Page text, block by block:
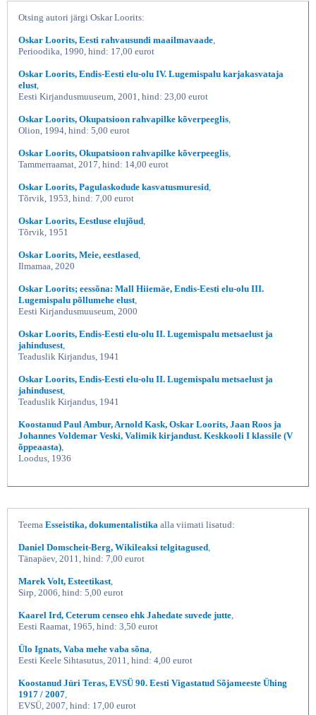
Otsing autori järgi Oskar Loorits:
Oskar Loorits, Eesti rahvausundi maailmavaade,
Perioodika, 1990, hind: 17,00 eurot
Oskar Loorits, Endis-Eesti elu-olu IV. Lugemispalu karjakasvataja
elust,
Eesti Kirjandusmuuseum, 2001, hind: 23,00 eurot
Oskar Loorits, Okupatsioon rahvapilke kõverpeeglis,
Olion, 1994, hind: 5,00 eurot
Oskar Loorits, Okupatsioon rahvapilke kõverpeeglis,
Tammerraamat, 2017, hind: 14,00 eurot
Oskar Loorits, Pagulaskodude kasvatusmuresid,
Tõrvik, 1953, hind: 7,00 eurot
Oskar Loorits, Eestluse elujõud,
Tõrvik, 1951
Oskar Loorits, Meie, eestlased,
Ilmamaa, 2020
Oskar Loorits; eessõna: Mall Hiiemäe, Endis-Eesti elu-olu III.
Lugemispalu põllumehe elust,
Eesti Kirjandusmuuseum, 2000
Oskar Loorits, Endis-Eesti elu-olu II. Lugemispalu metsaelust ja
jahindusest,
Teaduslik Kirjandus, 1941
Oskar Loorits, Endis-Eesti elu-olu II. Lugemispalu metsaelust ja
jahindusest,
Teaduslik Kirjandus, 1941
Koostanud Paul Ambur, Arnold Kask, Oskar Loorits, Jaan Roos ja
Johannes Voldemar Veski, Valimik kirjandust. Keskkooli I klassile (V
õppeaasta),
Loodus, 1936
Teema Esseistika, dokumentalistika alla viimati lisatud:
Daniel Domscheit-Berg, Wikileaksi telgitagused,
Tänapäev, 2011, hind: 7,00 eurot
Marek Volt, Esteetikast,
Sirp, 2006, hind: 5,00 eurot
Kaarel Ird, Ceterum censeo ehk Jahedate suvede jutte,
Eesti Raamat, 1965, hind: 3,50 eurot
Ülo Ignats, Vaba mehe vaba sõna,
Eesti Keele Sihtasutus, 2011, hind: 4,00 eurot
Koostanud Jüri Teras, EVSÜ 90. Eesti Vigastatud Sõjameeste Ühing
1917 / 2007,
EVSÜ, 2007, hind: 17,00 eurot